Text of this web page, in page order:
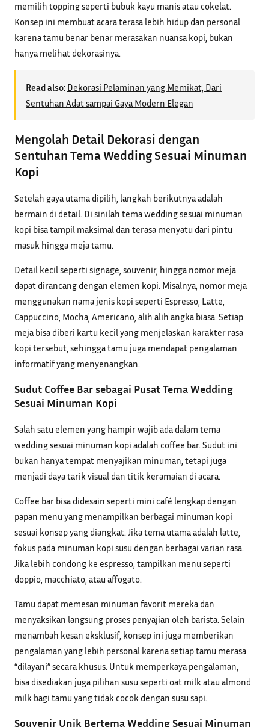
memilih topping seperti bubuk kayu manis atau cokelat.
Konsep ini membuat acara terasa lebih hidup dan personal
karena tamu benar benar merasakan nuansa kopi, bukan
hanya melihat dekorasinya.
Read also: Dekorasi Pelaminan yang Memikat, Dari
Sentuhan Adat sampai Gaya Modern Elegan
Mengolah Detail Dekorasi dengan
Sentuhan Tema Wedding Sesuai Minuman
Kopi
Setelah gaya utama dipilih, langkah berikutnya adalah
bermain di detail. Di sinilah tema wedding sesuai minuman
kopi bisa tampil maksimal dan terasa menyatu dari pintu
masuk hingga meja tamu.
Detail kecil seperti signage, souvenir, hingga nomor meja
dapat dirancang dengan elemen kopi. Misalnya, nomor meja
menggunakan nama jenis kopi seperti Espresso, Latte,
Cappuccino, Mocha, Americano, alih alih angka biasa. Setiap
meja bisa diberi kartu kecil yang menjelaskan karakter rasa
kopi tersebut, sehingga tamu juga mendapat pengalaman
informatif yang menyenangkan.
Sudut Coffee Bar sebagai Pusat Tema Wedding
Sesuai Minuman Kopi
Salah satu elemen yang hampir wajib ada dalam tema
wedding sesuai minuman kopi adalah coffee bar. Sudut ini
bukan hanya tempat menyajikan minuman, tetapi juga
menjadi daya tarik visual dan titik keramaian di acara.
Coffee bar bisa didesain seperti mini café lengkap dengan
papan menu yang menampilkan berbagai minuman kopi
sesuai konsep yang diangkat. Jika tema utama adalah latte,
fokus pada minuman kopi susu dengan berbagai varian rasa.
Jika lebih condong ke espresso, tampilkan menu seperti
doppio, macchiato, atau affogato.
Tamu dapat memesan minuman favorit mereka dan
menyaksikan langsung proses penyajian oleh barista. Selain
menambah kesan eksklusif, konsep ini juga memberikan
pengalaman yang lebih personal karena setiap tamu merasa
“dilayani” secara khusus. Untuk memperkaya pengalaman,
bisa disediakan juga pilihan susu seperti oat milk atau almond
milk bagi tamu yang tidak cocok dengan susu sapi.
Souvenir Unik Bertema Wedding Sesuai Minuman